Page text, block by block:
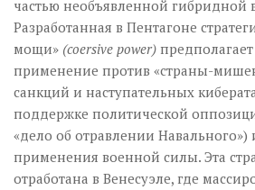
частью необъявленной гибридной
Разработанная в Пентагоне
мощи» (coersive power)
применение против «страны-
санкций и наступательных
поддержке политической
«дело об отравлении Навального»)
применения военной силы. Эта
отработана в Венесуэле, где